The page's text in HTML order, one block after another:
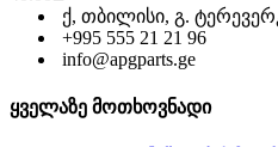
ქ, თბილისი, გ.
+995 555 21 21 96
info@apgparts.ge
ყველაზე მოთხოვნადი